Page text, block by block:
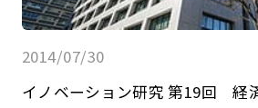
2014/07/30
イノベーション研究 第19回 経